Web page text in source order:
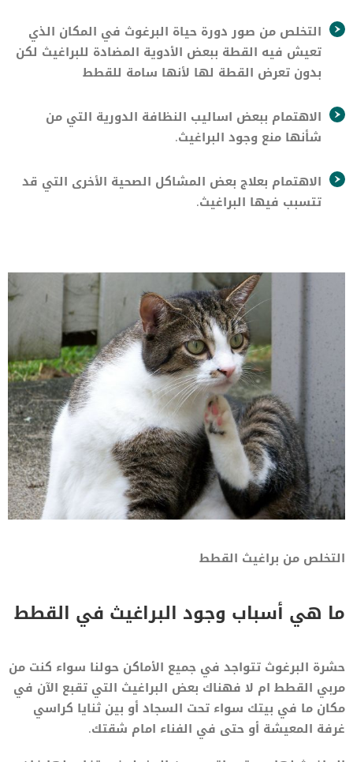
التخلص من صور دورة حياة البرغوث في المكان الذي
تعيش فيه القطة ببعض الأدوية المضادة للبراغيث لكن
بدون تعرض القطة لها لأنها سامة للقطط
الاهتمام ببعض اساليب النظافة الدورية التي من
شأنها منع وجود البراغيث.
الاهتمام بعلاج بعض المشاكل الصحية الأخرى التي قد
تتسبب فيها البراغيث.
التخلص من براغيث القطط
ما هي أسباب وجود البراغيث في القطط
حشرة البرغوث تتواجد في جميع الأماكن حولنا سواء كنت من
مربي القطط ام لا فهناك بعض البراغيث التي تقبع الآن في
مكان ما في بيتك سواء تحت السجاد أو بين ثنايا كراسي
غرفة المعيشة أو حتى في الفناء امام شقتك.